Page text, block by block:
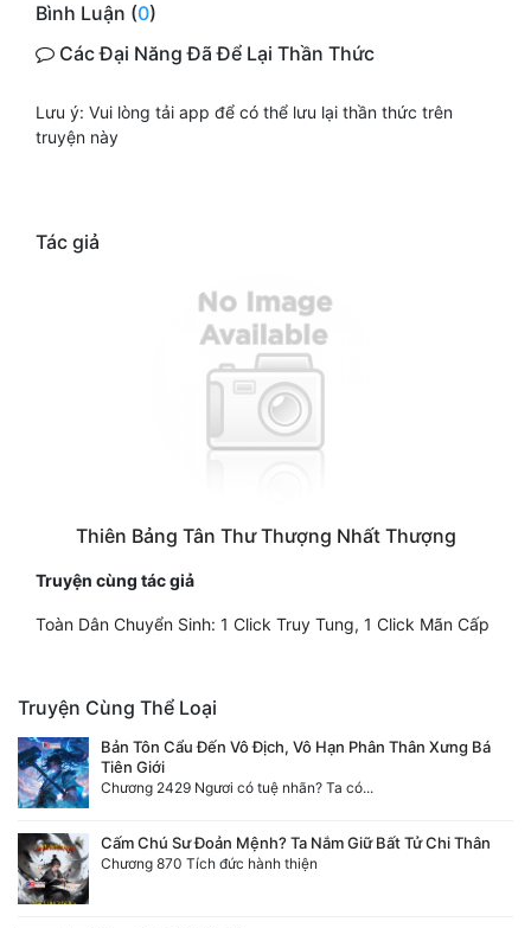
Bình Luận (0)
Các Đại Năng Đã Để Lại Thần Thức
Lưu ý: Vui lòng tải app để có thể lưu lại thần thức trên
truyện này
Tác giả
Thiên Bảng Tân Thư Thượng Nhất Thượng
Truyện cùng tác giả
Toàn Dân Chuyển Sinh: 1 Click Truy Tung, 1 Click Mãn Cấp
Truyện Cùng Thể Loại
Bản Tôn Cẩu Đến Vô Địch, Vô Hạn Phân Thân Xưng Bá
Tiên Giới
Chương 2429 Ngươi có tuệ nhãn? Ta có...
Cấm Chú Sư Đoản Mệnh? Ta Nắm Giữ Bất Tử Chi Thân
Chương 870 Tích đức hành thiện